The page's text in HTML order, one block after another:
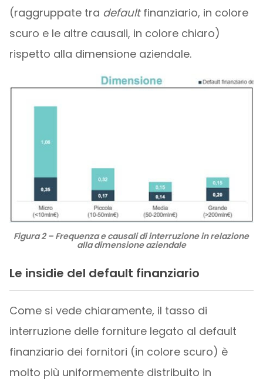
(raggruppate tra defaultfinanziario, in colore
scuro e le altre causali, in colore chiaro)
rispetto alla dimensione aziendale.
Figura 2 – Frequenza e causali di interruzione in relazione
alla dimensione aziendale
Le insidie del default finanziario
Come si vede chiaramente, il tasso di
interruzione delle forniture legato al default
finanziario dei fornitori (in colore scuro) è
molto più uniformemente distribuito in